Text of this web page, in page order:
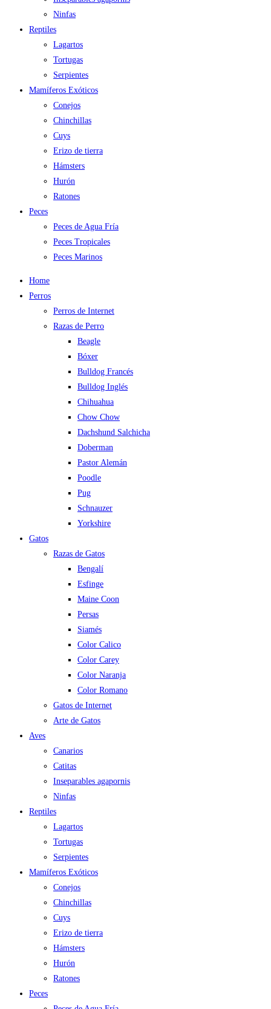
Ninfas
Reptiles
Lagartos
Tortugas
Serpientes
Mamíferos Exóticos
Conejos
Chinchillas
Cuys
Erizo de tierra
Hámsters
Hurón
Ratones
Peces
Peces de Agua Fría
Peces Tropicales
Peces Marinos
Home
Perros
Perros de Internet
Razas de Perro
Beagle
Bóxer
Bulldog Francés
Bulldog Inglés
Chihuahua
Chow Chow
Dachshund Salchicha
Doberman
Pastor Alemán
Poodle
Pug
Schnauzer
Yorkshire
Gatos
Razas de Gatos
Bengalí
Esfinge
Maine Coon
Persas
Siamés
Color Calico
Color Carey
Color Naranja
Color Romano
Gatos de Internet
Arte de Gatos
Aves
Canarios
Catitas
Inseparables agapornis
Ninfas
Reptiles
Lagartos
Tortugas
Serpientes
Mamíferos Exóticos
Conejos
Chinchillas
Cuys
Erizo de tierra
Hámsters
Hurón
Ratones
Peces